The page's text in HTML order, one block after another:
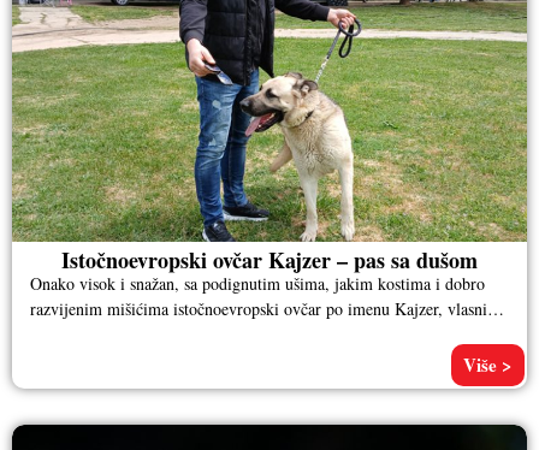
Istočnoevropski ovčar Kajzer – pas sa dušom
Onako visok i snažan, sa podignutim ušima, jakim kostima i dobro
razvijenim mišićima istočnoevropski ovčar po imenu Kajzer, vlasnika
Više >